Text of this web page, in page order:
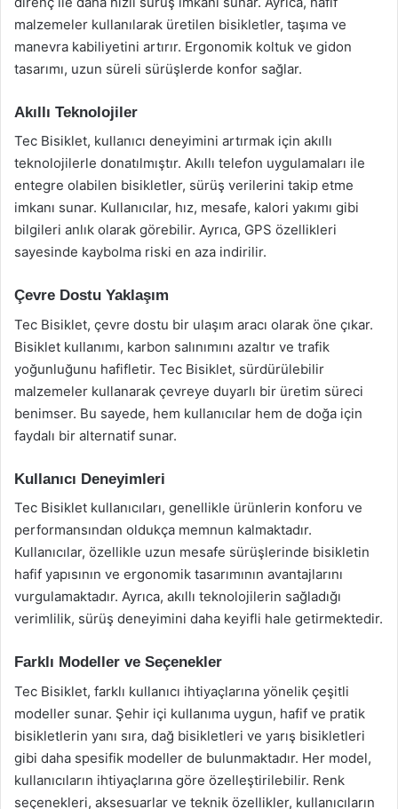
malzemeler kullanılarak üretilen bisikletler, taşıma ve
manevra kabiliyetini artırır. Ergonomik koltuk ve gidon
tasarımı, uzun süreli sürüşlerde konfor sağlar.
Akıllı Teknolojiler
Tec Bisiklet, kullanıcı deneyimini artırmak için akıllı
teknolojilerle donatılmıştır. Akıllı telefon uygulamaları ile
entegre olabilen bisikletler, sürüş verilerini takip etme
imkanı sunar. Kullanıcılar, hız, mesafe, kalori yakımı gibi
bilgileri anlık olarak görebilir. Ayrıca, GPS özellikleri
sayesinde kaybolma riski en aza indirilir.
Çevre Dostu Yaklaşım
Tec Bisiklet, çevre dostu bir ulaşım aracı olarak öne çıkar.
Bisiklet kullanımı, karbon salınımını azaltır ve trafik
yoğunluğunu hafifletir. Tec Bisiklet, sürdürülebilir
malzemeler kullanarak çevreye duyarlı bir üretim süreci
benimser. Bu sayede, hem kullanıcılar hem de doğa için
faydalı bir alternatif sunar.
Kullanıcı Deneyimleri
Tec Bisiklet kullanıcıları, genellikle ürünlerin konforu ve
performansından oldukça memnun kalmaktadır.
Kullanıcılar, özellikle uzun mesafe sürüşlerinde bisikletin
hafif yapısının ve ergonomik tasarımının avantajlarını
vurgulamaktadır. Ayrıca, akıllı teknolojilerin sağladığı
verimlilik, sürüş deneyimini daha keyifli hale getirmektedir.
Farklı Modeller ve Seçenekler
Tec Bisiklet, farklı kullanıcı ihtiyaçlarına yönelik çeşitli
modeller sunar. Şehir içi kullanıma uygun, hafif ve pratik
bisikletlerin yanı sıra, dağ bisikletleri ve yarış bisikletleri
gibi daha spesifik modeller de bulunmaktadır. Her model,
kullanıcıların ihtiyaçlarına göre özelleştirilebilir. Renk
seçenekleri, aksesuarlar ve teknik özellikler, kullanıcıların